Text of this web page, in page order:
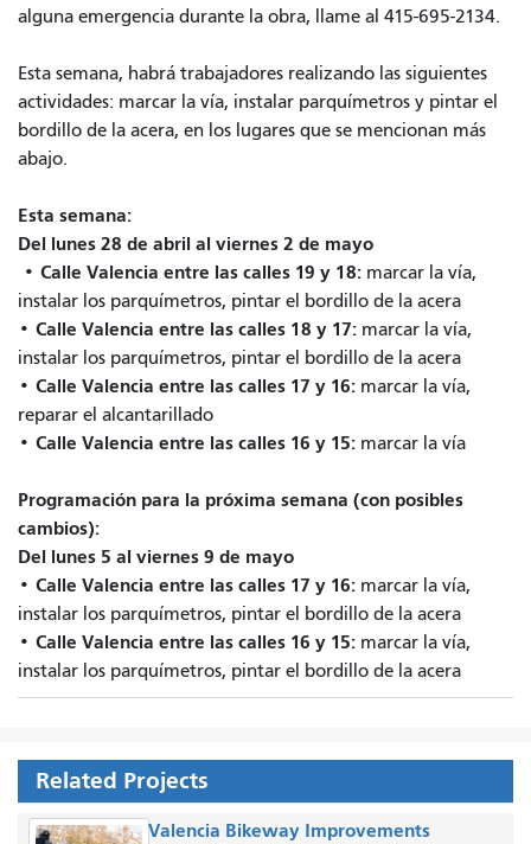
alguna emergencia durante la obra, llame al 415-695-2134.
Esta semana, habrá trabajadores realizando las siguientes
actividades: marcar la vía, instalar parquímetros y pintar el
bordillo de la acera, en los lugares que se mencionan más
abajo.
Esta semana:
Del lunes 28 de abril al viernes 2 de mayo
• Calle Valencia entre las calles 19 y 18: marcar la vía,
instalar los parquímetros, pintar el bordillo de la acera
• Calle Valencia entre las calles 18 y 17: marcar la vía,
instalar los parquímetros, pintar el bordillo de la acera
• Calle Valencia entre las calles 17 y 16: marcar la vía,
reparar el alcantarillado
• Calle Valencia entre las calles 16 y 15: marcar la vía
Programación para la próxima semana (con posibles
cambios):
Del lunes 5 al viernes 9 de mayo
• Calle Valencia entre las calles 17 y 16: marcar la vía,
instalar los parquímetros, pintar el bordillo de la acera
• Calle Valencia entre las calles 16 y 15: marcar la vía,
instalar los parquímetros, pintar el bordillo de la acera
Related Projects
Valencia Bikeway Improvements